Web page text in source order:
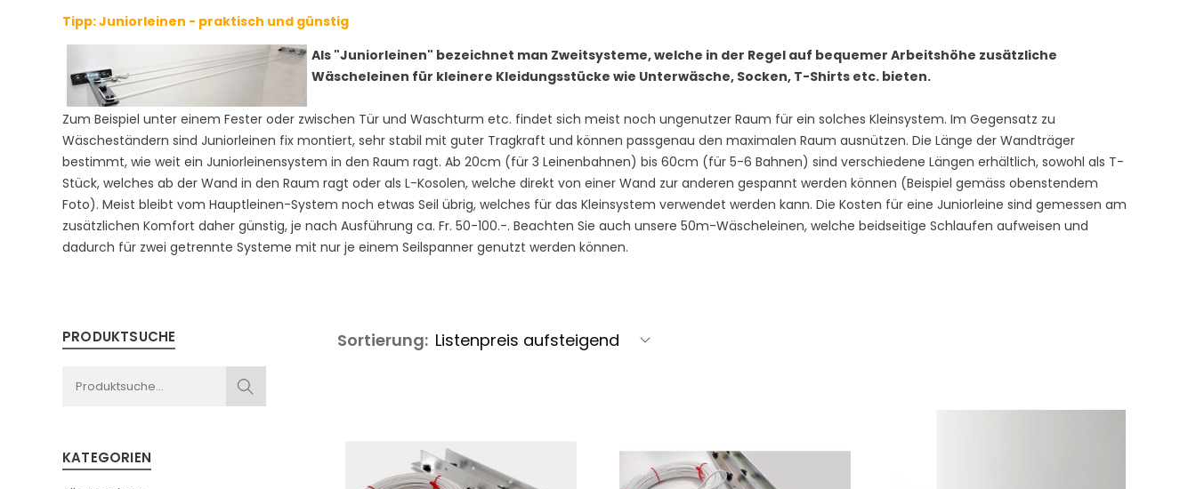
Tipp: Juniorleinen - praktisch und günstig
Als "Juniorleinen" bezeichnet man Zweitsysteme, welche in der Regel auf bequemer Arbeitshöhe zusätzliche
Wäscheleinen für kleinere Kleidungsstücke wie Unterwäsche, Socken, T-Shirts etc. bieten.
Zum Beispiel unter einem Fester oder zwischen Tür und Waschturm etc. findet sich meist noch ungenutzer Raum für ein solches Kleinsystem. Im Gegensatz zu
Wäscheständern sind Juniorleinen fix montiert, sehr stabil mit guter Tragkraft und können passgenau den maximalen Raum ausnützen. Die Länge der Wandträger
bestimmt, wie weit ein Juniorleinensystem in den Raum ragt. Ab 20cm (für 3 Leinenbahnen) bis 60cm (für 5-6 Bahnen) sind verschiedene Längen erhältlich, sowohl als T-
Stück, welches ab der Wand in den Raum ragt oder als L-Kosolen, welche direkt von einer Wand zur anderen gespannt werden können (Beispiel gemäss obenstendem
Foto). Meist bleibt vom Hauptleinen-System noch etwas Seil übrig, welches für das Kleinsystem verwendet werden kann. Die Kosten für eine Juniorleine sind gemessen am
zusätzlichen Komfort daher günstig, je nach Ausführung ca. Fr. 50-100.-. Beachten Sie auch unsere 50m-Wäscheleinen, welche beidseitige Schlaufen aufweisen und
dadurch für zwei getrennte Systeme mit nur je einem Seilspanner genutzt werden können.
PRODUKTSUCHE
KATEGORIEN
Sortierung: